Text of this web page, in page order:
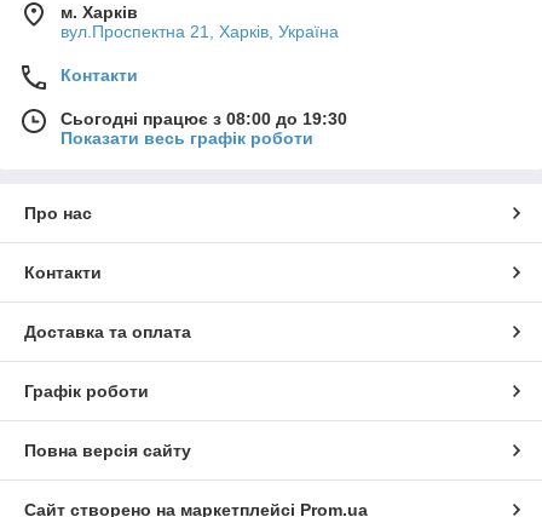
м. Харків
вул.Проспектна 21, Харків, Україна
Контакти
Сьогодні працює з 08:00 до 19:30
Показати весь графік роботи
Про нас
Контакти
Доставка та оплата
Графік роботи
Повна версія сайту
Сайт створено на маркетплейсі Prom.ua